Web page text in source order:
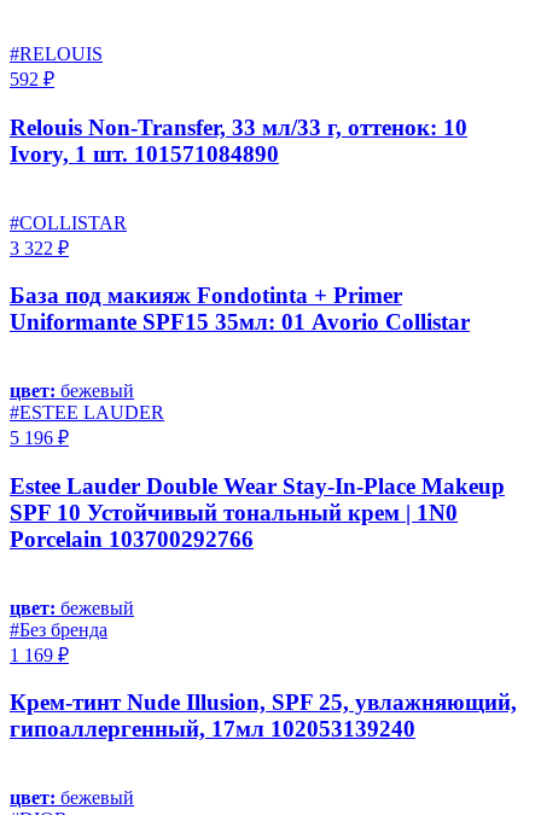
#RELOUIS
592 ₽
Relouis Non-Transfer, 33 мл/33 г, оттенок: 10
Ivory, 1 шт. 101571084890
#COLLISTAR
3 322 ₽
База под макияж Fondotinta + Primer
Uniformante SPF15 35мл: 01 Avorio Collistar
цвет: бежевый
#ESTEE LAUDER
5 196 ₽
Estee Lauder Double Wear Stay-In-Place Makeup
SPF 10 Устойчивый тональный крем | 1N0
Porcelain 103700292766
цвет: бежевый
#Без бренда
1 169 ₽
Крем-тинт Nude Illusion, SPF 25, увлажняющий,
гипоаллергенный, 17мл 102053139240
цвет: бежевый